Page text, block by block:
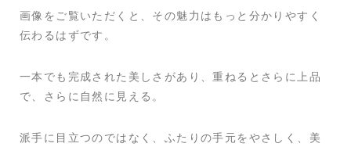
画像をご覧いただくと、その魅力はもっと分かりやすく
伝わるはずです。
一本でも完成された美しさがあり、重ねるとさらに上品
で、さらに自然に見える。
派手に目立つのではなく、ふたりの手元をやさしく、美